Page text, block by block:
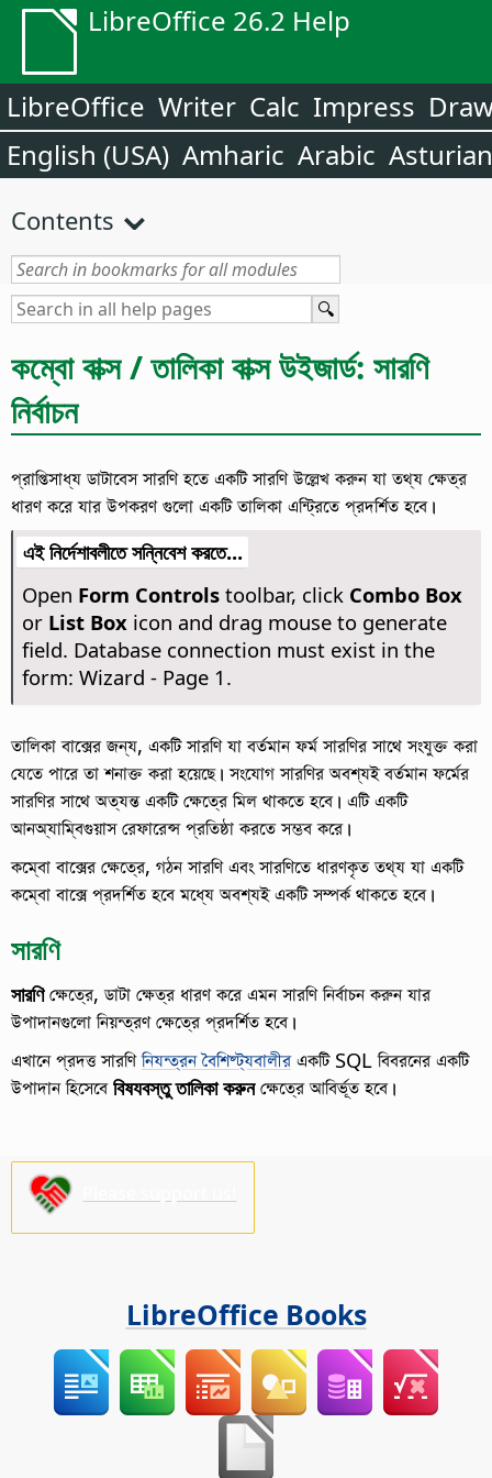
LibreOffice 26.2 Help
LibreOffice Writer Calc Impress
English (USA) Amharic Arabic Asturian
Contents
কম্বো বাক্স / তালিকা বাক্স উইজার্ড: সারণি
নির্বাচন
প্রাপ্তিসাধ্য ডাটাবেস সারণি হতে একটি সারণি উল্লেখ করুন যা তথ্য ক্ষেত্র
ধারণ করে যার উপকরণ গুলো একটি তালিকা এন্ট্রিতে প্রদর্শিত হবে।
এই নির্দেশাবলীতে সন্নিবেশ করতে...
Open Form Controlstoolbar, click Combo Box
or List Boxicon and drag mouse to generate
field. Database connection must exist in the
form: Wizard - Page 1.
তালিকা বাক্সের জন্য, একটি সারণি যা বর্তমান ফর্ম সারণির সাথে সংযুক্ত করা
যেতে পারে তা শনাক্ত করা হয়েছে। সংযোগ সারণির অবশ্যই বর্তমান ফর্মের
সারণির সাথে অত্যন্ত একটি ক্ষেত্রে মিল থাকতে হবে। এটি একটি
আনঅ্যাম্বিগুয়াস রেফারেন্স প্রতিষ্ঠা করতে সম্ভব করে।
কম্বো বাক্সের ক্ষেত্রে, গঠন সারণি এবং সারণিতে ধারণকৃত তথ্য যা একটি
কম্বো বাক্সে প্রদর্শিত হবে মধ্যে অবশ্যই একটি সম্পর্ক থাকতে হবে।
সারণি
সারণিক্ষেত্রে, ডাটা ক্ষেত্র ধারণ করে এমন সারণি নির্বাচন করুন যার
উপাদানগুলো নিয়ন্ত্রণ ক্ষেত্রে প্রদর্শিত হবে।
এখানে প্রদত্ত সারণিনিযন্ত্রন বৈশিষ্ট্যবালীরএকটি SQL বিবরনের একটি
উপাদান হিসেবেবিষযবস্তু তালিকা করুনক্ষেত্রে আবির্ভূত হবে।
LibreOffice Books